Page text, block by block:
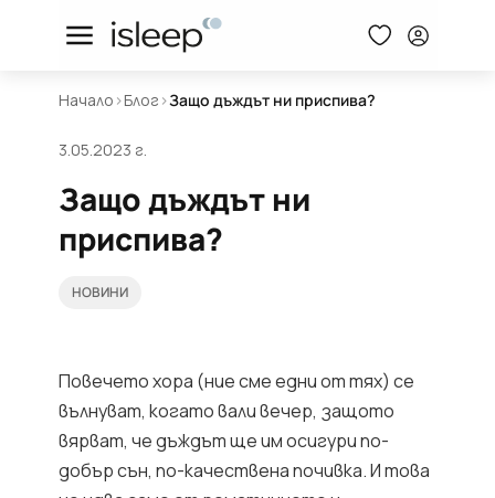
Начало >Блог >Защо дъждът ни приспива?
3.05.2023 г.
Защо дъждът ни
приспива?
НОВИНИ
Повечето хора (ние сме едни от тях) се
вълнуват, когато вали вечер, защото
вярват, че дъждът ще им осигури по-
добър сън, по-качествена почивка. И това